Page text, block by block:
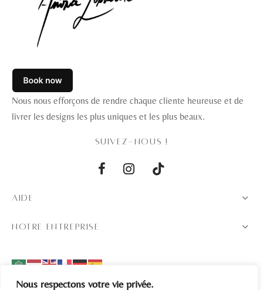
Nous respectons votre vie privée.
Nous nous efforçons de rendre chaque cliente heureuse et de
livrer les designs les plus uniques et les plus beaux.
SUIVEZ-NOUS !
AIDE
NOTRE ENTREPRISE